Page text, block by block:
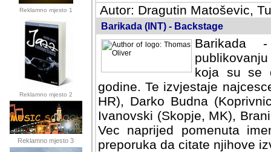
Reklamno mjesto 1
Reklamno mjesto 2
Reklamno mjesto 3
Autor: Dragutin Matoševic,
Barikada (INT) - Backstage
Barikada
koja su se
godine. Te izvjestaje
HR), Darko Budna
Ivanovski (Skopje, MK),
Vec naprijed pomenuta
preporuka da citate njihove